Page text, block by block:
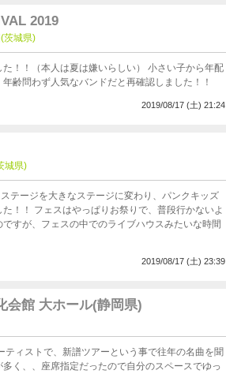
2019
茨城県)
！！（本人は夏は嫌いらしい） 小さい子から年配
齢問わず人気なバンドだと再確認しました！！
2019/08/17 (土) 21:24
城県)
かないよ
すが、フェスの中でのライブハウスみたいな時間
2019/08/17 (土) 23:39
会館 大ホール(静岡県)
く、、座席指定だったので自分のスペースでゆっ